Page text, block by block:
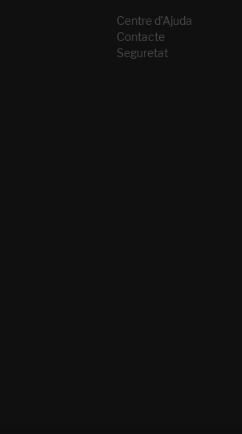
Centre d’Ajuda
Contacte
Seguretat